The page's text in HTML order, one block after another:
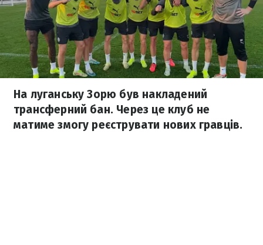
На луганську Зорю був накладений
трансферний бан. Через це клуб не
матиме змогу реєструвати нових гравців.